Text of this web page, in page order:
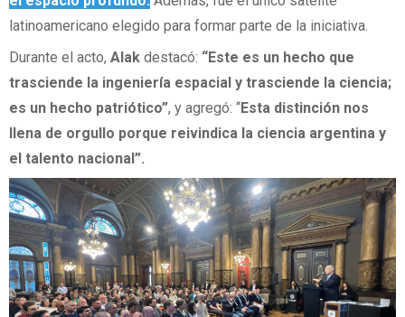
latinoamericano elegido para formar parte de la iniciativa.
Durante el acto, Alak destacó: “Este es un hecho que
trasciende la ingeniería espacial y trasciende la ciencia;
es un hecho patriótico”, y agregó: “Esta distinción nos
llena de orgullo porque reivindica la ciencia argentina y
el talento nacional”.